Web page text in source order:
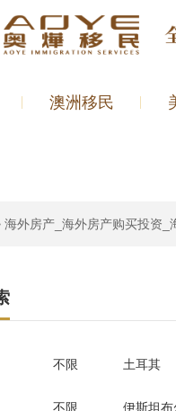
澳洲移民
海外房产_海外房产购买投资_
不限 土耳其
不限 伊斯坦布